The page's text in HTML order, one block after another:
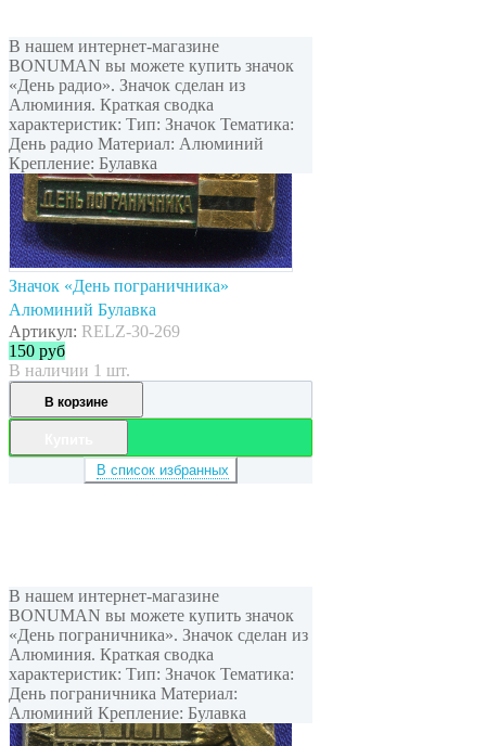
В нашем интернет-магазине
BONUMAN вы можете купить значок
«День радио». Значок сделан из
Алюминия. Краткая сводка
характеристик: Тип: Значок Тематика:
День радио Материал: Алюминий
Крепление: Булавка
Значок «День пограничника»
Алюминий Булавка
Артикул: RELZ-30-269
150 руб
В наличии 1 шт.
В корзине
В список избранных
В нашем интернет-магазине
BONUMAN вы можете купить значок
«День пограничника». Значок сделан из
Алюминия. Краткая сводка
характеристик: Тип: Значок Тематика:
День пограничника Материал:
Алюминий Крепление: Булавка